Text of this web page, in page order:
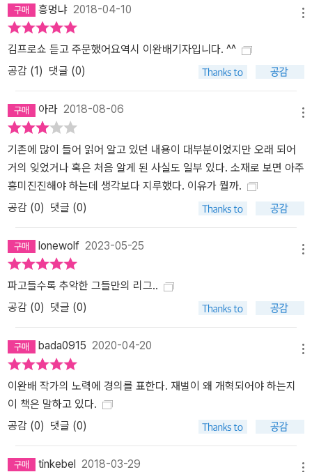
흥멍냐 2018-04-10
김프로쇼 듣고 주문했어요역시 이완배기자입니다. ^^
공감 (1 ) 댓글 (0)
아라 2018-08-06
기존에 많이 들어 읽어 알고 있던 내용이 대부분이었지만 오래 되어
거의 잊었거나 혹은 처음 알게 된 사실도 일부 있다. 소재로 보면 아주
흥미진진해야 하는데 생각보다 지루했다. 이유가 뭘까.
공감 (0) 댓글 (0)
lonewolf 2023-05-25
파고들수록 추악한 그들만의 리그..
공감 (0) 댓글 (0)
bada0915 2020-04-20
이완배 작가의 노력에 경의를 표한다. 재벌이 왜 개혁되어야 하는지
이 책은 말하고 있다.
공감 (0) 댓글 (0)
tinkebel 2018-03-29